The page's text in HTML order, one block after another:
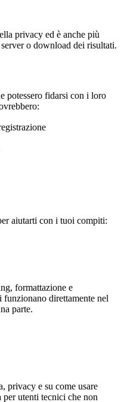
privacy ed è anche più
o download dei risultati.
potessero fidarsi con i loro
aiutarti con i tuoi compiti:
formattazione e
direttamente nel
parte.
privacy e su come usare
utenti tecnici che non